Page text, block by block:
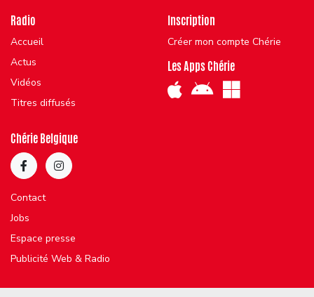
Radio
Accueil
Actus
Vidéos
Titres diffusés
Inscription
Créer mon compte Chérie
Les Apps Chérie
Chérie Belgique
Contact
Jobs
Espace presse
Publicité Web & Radio